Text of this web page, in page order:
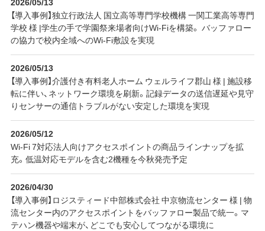
【導入事例】独立行政法人 国立高等専門学校機構 一関工業高等専門
学校 様 |学生の手で学園祭来場者向けWi-Fiを構築。 バッファロー
の協力で校内全域へのWi-Fi敷設を実現
2026/05/13
【導入事例】介護付き有料老人ホーム ウェルライフ郡山 様 | 施設移
転に伴い、ネットワーク環境を刷新。記録データの送信遅延や見守
りセンサーの通信トラブルがない安定した環境を実現
2026/05/12
Wi-Fi 7対応法人向けアクセスポイントの商品ラインナップを拡
充。低温対応モデルを含む2機種を今秋発売予定
2026/04/30
【導入事例】ロジスティード中部株式会社 中京物流センター 様 | 物
流センター内のアクセスポイントをバッファロー製品で統一。マ
テハン機器や端末が、どこでも安心してつながる環境に